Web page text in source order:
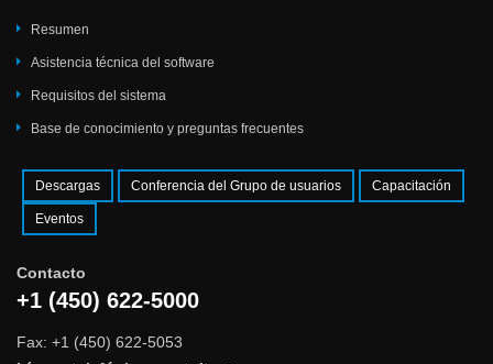
Resumen
Asistencia técnica del software
Requisitos del sistema
Base de conocimiento y preguntas frecuentes
Descargas Conferencia del Grupo de usuarios Capacitación
Eventos
Contacto
+1 (450) 622-5000
Fax: +1 (450) 622-5053